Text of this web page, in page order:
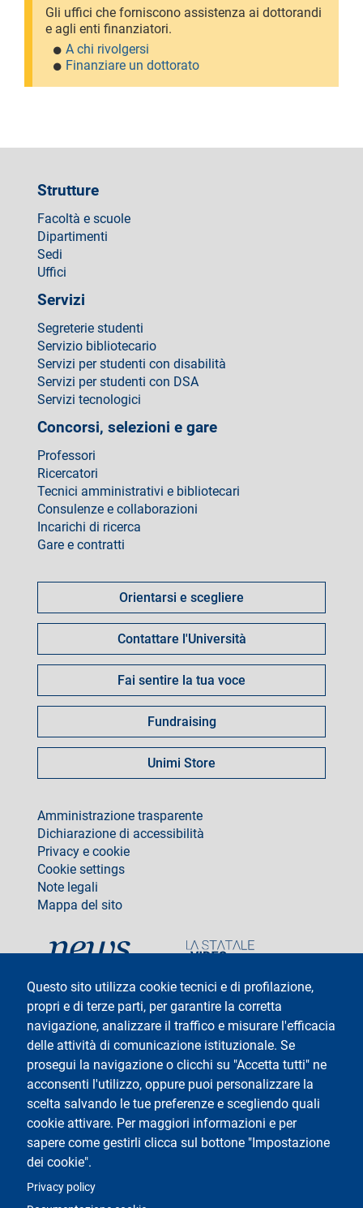
Gli uffici che forniscono assistenza ai dottorandi
e agli enti finanziatori.
A chi rivolgersi
Finanziare un dottorato
Questo sito utilizza cookie tecnici e di profilazione,
propri e di terze parti, per garantire la corretta
navigazione, analizzare il traffico e misurare l'efficacia
delle attività di comunicazione istituzionale. Se
prosegui la navigazione o clicchi su "Accetta tutti" ne
acconsenti l'utilizzo, oppure puoi personalizzare la
scelta salvando le tue preferenze e scegliendo quali
cookie attivare. Per maggiori informazioni e per
sapere come gestirli clicca sul bottone "Impostazione
dei cookie".
Privacy policy
Strutture
Facoltà e scuole
Dipartimenti
Sedi
Uffici
Servizi
Segreterie studenti
Servizio bibliotecario
Servizi per studenti con disabilità
Servizi per studenti con DSA
Servizi tecnologici
Concorsi, selezioni e gare
Professori
Ricercatori
Tecnici amministrativi e bibliotecari
Consulenze e collaborazioni
Incarichi di ricerca
Gare e contratti
fare
Orientarsi e scegliere
Contattare l'Università
Fai sentire la tua voce
Fundraising
Unimi Store
footer
Amministrazione trasparente
Dichiarazione di accessibilità
Privacy e cookie
Cookie settings
Note legali
Mappa del sito
Testo
Università degli Studi di Milano
Via Festa del Perdono 7 - 20122 Milano
Tel: +39 02 5032 5032
InformaStudenti
Posta Elettronica Certificata
C.F. 80012650158 - P.I. 03064870151
Codice LEI
social
Logo